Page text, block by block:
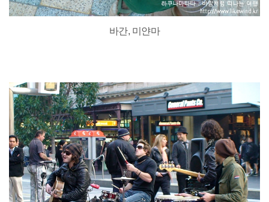
바간, 미얀마